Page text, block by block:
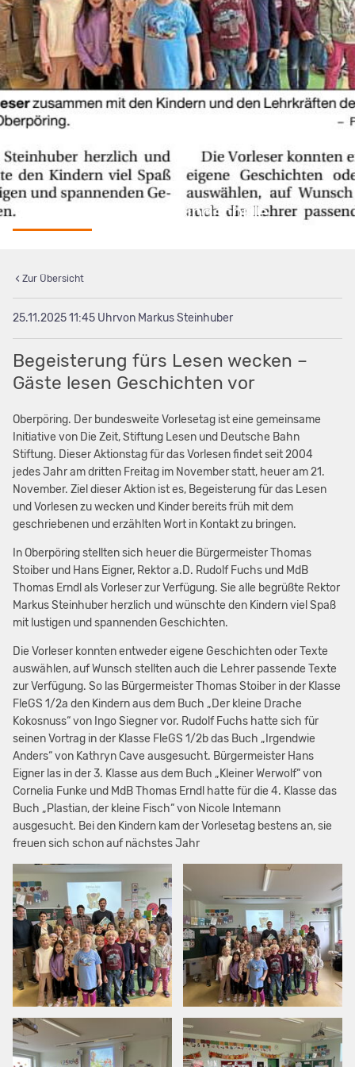
Vorlesetag an der Grundschule
25.11.2025 11:45 von Markus Steinhuber
Begeisterung fürs Lesen wecken –
Gäste lesen Geschichten vor
Oberpöring. Der bundesweite Vorlesetag ist eine gemeinsame
Initiative von Die Zeit, Stiftung Lesen und Deutsche Bahn
Stiftung. Dieser Aktionstag für das Vorlesen findet seit 2004
jedes Jahr am dritten Freitag im November statt, heuer am 21.
November. Ziel dieser Aktion ist es, Begeisterung für das Lesen
und Vorlesen zu wecken und Kinder bereits früh mit dem
geschriebenen und erzählten Wort in Kontakt zu bringen.
In Oberpöring stellten sich heuer die Bürgermeister Thomas
Stoiber und Hans Eigner, Rektor a.D. Rudolf Fuchs und MdB
Thomas Erndl als Vorleser zur Verfügung. Sie alle begrüßte Rektor
Markus Steinhuber herzlich und wünschte den Kindern viel Spaß
mit lustigen und spannenden Geschichten.
Die Vorleser konnten entweder eigene Geschichten oder Texte
auswählen, auf Wunsch stellten auch die Lehrer passende Texte
zur Verfügung. So las Bürgermeister Thomas Stoiber in der Klasse
FleGS 1/2a den Kindern aus dem Buch „Der kleine Drache
Kokosnuss“ von Ingo Siegner vor. Rudolf Fuchs hatte sich für
seinen Vortrag in der Klasse FleGS 1/2b das Buch „Irgendwie
Anders“ von Kathryn Cave ausgesucht. Bürgermeister Hans
Eigner las in der 3. Klasse aus dem Buch „Kleiner Werwolf“ von
Cornelia Funke und MdB Thomas Erndl hatte für die 4. Klasse das
Buch „Plastian, der kleine Fisch“ von Nicole Intemann
ausgesucht. Bei den Kindern kam der Vorlesetag bestens an, sie
freuen sich schon auf nächstes Jahr
Zur Übersicht